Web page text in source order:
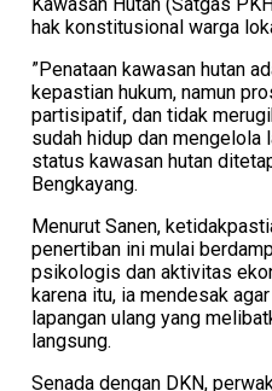
Kawasan Hutan (Satgas
hak konstitusional warga
​”Penataan kawasan hutan
kepastian hukum, namun
partisipatif, dan tidak
sudah hidup dan mengelola
status kawasan hutan
Bengkayang.
​Menurut Sanen,
penertiban ini mulai
psikologis dan aktivitas
karena itu, ia mendesak
lapangan ulang yang
langsung.
​Senada dengan DKN,